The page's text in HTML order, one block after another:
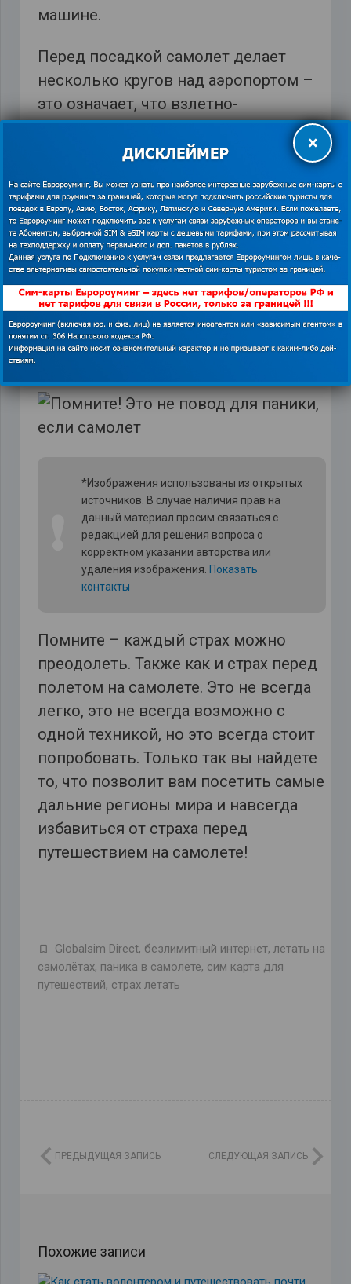
машине.
Перед посадкой самолет делает
несколько кругов над аэропортом –
это означает, что взлетно-
посадочная полоса не готова к
следующему самолету. Помните, что
аэропорт является мощным пунктом
связи, и если один самолет еще не
покинул полосу движения,
следующий не сможет безопасно
приземлиться. Не беспокойтесь о
топливе – всегда есть достаточно
топлива, чтобы полететь к
следующей безопасной точке
*Изображения использованы из открытых
источников. В случае наличия прав на
данный материал просим связаться с
редакцией для решения вопроса о
корректном указании авторства или
удаления изображения. Показать
контакты
Помните – каждый страх можно
преодолеть. Также как и страх перед
полетом на самолете. Это не всегда
легко, это не всегда возможно с
одной техникой, но это всегда стоит
попробовать. Только так вы найдете
то, что позволит вам посетить самые
дальние регионы мира и навсегда
избавиться от страха перед
путешествием на самолете!
Globalsim Direct, безлимитный интернет, летать на
самолётах, паника в самолете, сим карта для
путешествий, страх летать
ПРЕДЫДУЩАЯ ЗАПИСЬ СЛЕДУЮЩАЯ ЗАПИСЬ
Похожие записи
×